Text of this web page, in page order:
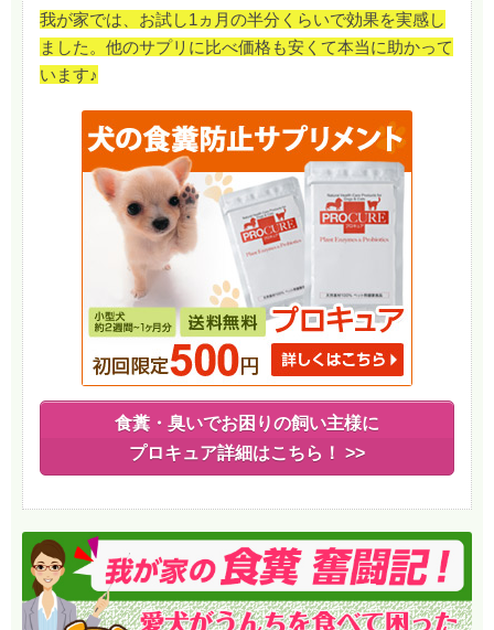
我が家では、お試し1ヵ月の半分くらいで効果を実感し
ました。他のサプリに比べ価格も安くて本当に助かって
います♪
食糞・臭いでお困りの飼い主様に
プロキュア詳細はこちら！ >>